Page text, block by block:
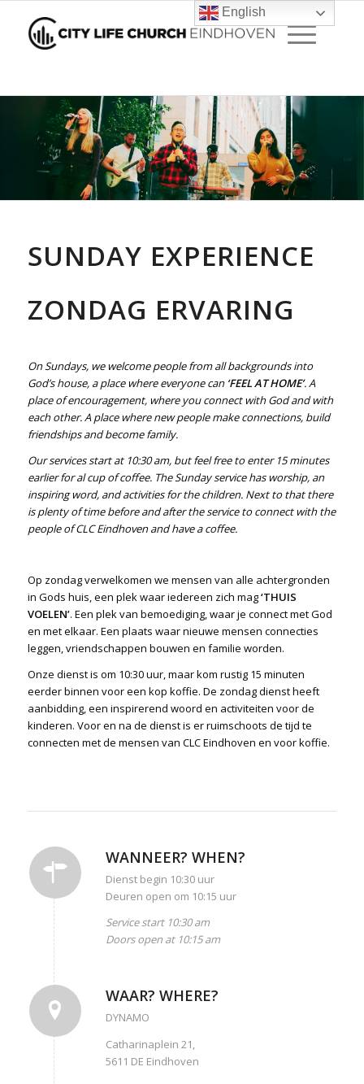
SUNDAY EXPERIENCE
ZONDAG ERVARING
On Sundays, we welcome people from all backgrounds into
God’s house, a place where everyone can‘FEEL AT HOME’. A
place of encouragement, where you connect with God and with
each other. A place where new people make connections, build
friendships and become family.
Our services start at 10:30 am, but feel free to enter 15 minutes
earlier for al cup of coffee. The Sunday service has worship, an
inspiring word, and activities for the children. Next to that there
is plenty of time before and after the service to connect with the
people of CLC Eindhoven and have a coffee.
Op zondag verwelkomen we mensen van alle achtergronden
in Gods huis, een plek waar iedereen zich mag‘THUIS
VOELEN’. Een plek van bemoediging, waar je connect met God
en met elkaar. Een plaats waar nieuwe mensen connecties
leggen, vriendschappen bouwen en familie worden.
Onze dienst is om 10:30 uur, maar kom rustig 15 minuten
eerder binnen voor een kop koffie. De zondag dienst heeft
aanbidding, een inspirerend woord en activiteiten voor de
kinderen. Voor en na de dienst is er ruimschoots de tijd te
connecten met de mensen van CLC Eindhoven en voor koffie.
WANNEER? WHEN?
Dienst begin 10:30 uur
Deuren open om 10:15 uur
Service start 10:30 am
Doors open at 10:15 am
WAAR? WHERE?
DYNAMO
Catharinaplein 21,
5611 DE Eindhoven
English